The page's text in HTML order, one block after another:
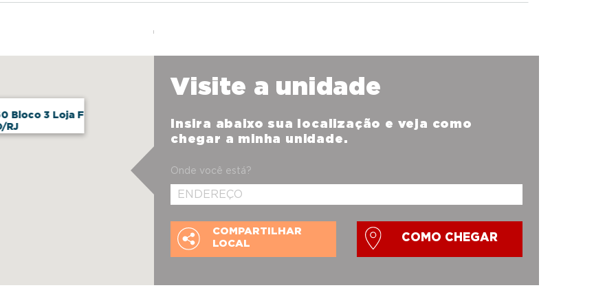
Bloco 3 Loja F
RJ
Visite a unidade
Insira abaixo sua localização e veja como
chegar a minha unidade.
Onde você está?
COMPARTILHAR
LOCAL
COMO CHEGAR